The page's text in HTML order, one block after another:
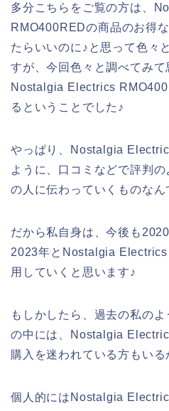
多分こちらをご覧の方は、
RMO400REDの商品のお得
たらいいのに♪と思って色々
すが、今回色々と調べてみ
Nostalgia Electrics
るということでした♪
やっぱり、Nostalgia
ように、口コミなどで評判の
の人に伝わっていくものなん
だから私自身は、今後も
2023年とNostalgia Electrics
用していくと思います♪
もしかしたら、過去の私の
の中には、Nostalgia
購入を迷われている方もいる
個人的にはNostalgia